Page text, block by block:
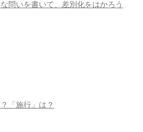
問いを書いて、差別化をはかろう
「施行」は？